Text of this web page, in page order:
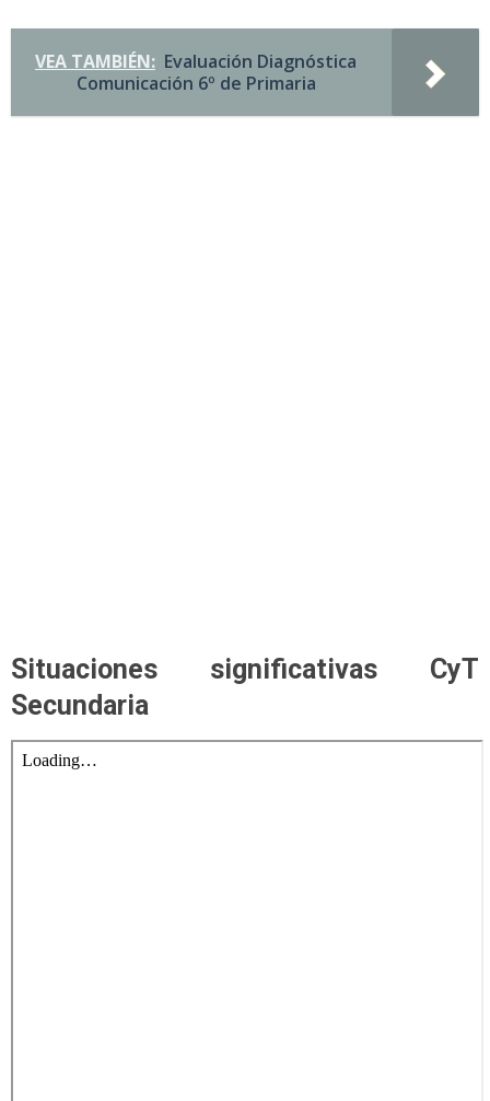
VEA TAMBIÉN: Evaluación Diagnóstica
Comunicación 6º de Primaria
Situaciones significativas CyT
Secundaria